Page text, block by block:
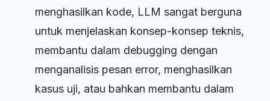
menghasilkan kode, LLM sangat berguna
untuk menjelaskan konsep-konsep teknis,
membantu dalam debugging dengan
menganalisis pesan error, menghasilkan
kasus uji, atau bahkan membantu dalam